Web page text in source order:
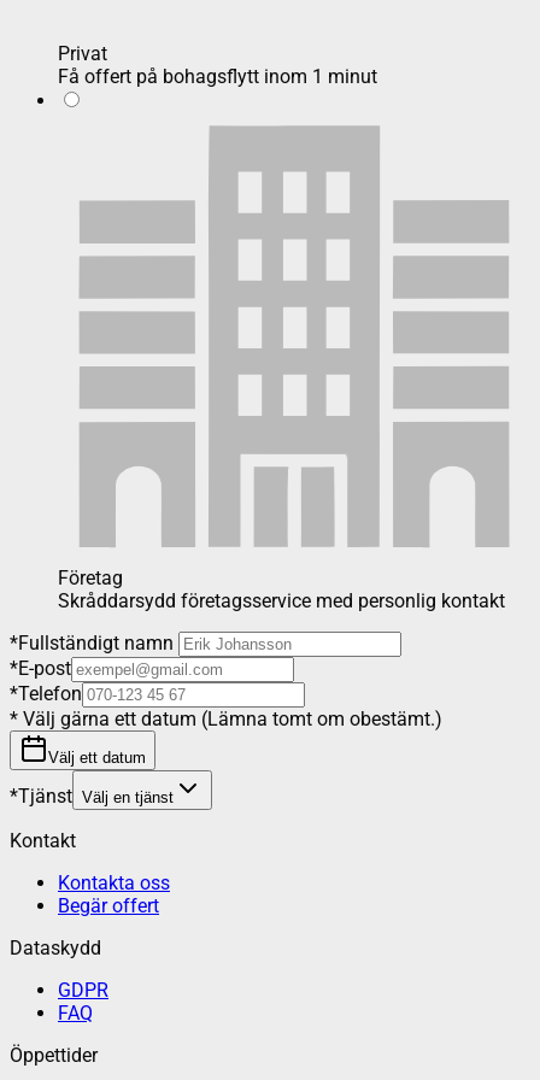
Privat
Få offert på bohagsflytt inom 1 minut
Företag
Skråddarsydd företagsservice med personlig kontakt
*Fullständigt namn
*E-post
*Telefon
* Välj gärna ett datum (Lämna tomt om obestämt.)
Välj ett datum
*Tjänst Välj en tjänst
Kontakt
Kontakta oss
Begär offert
Dataskydd
GDPR
FAQ
Öppettider